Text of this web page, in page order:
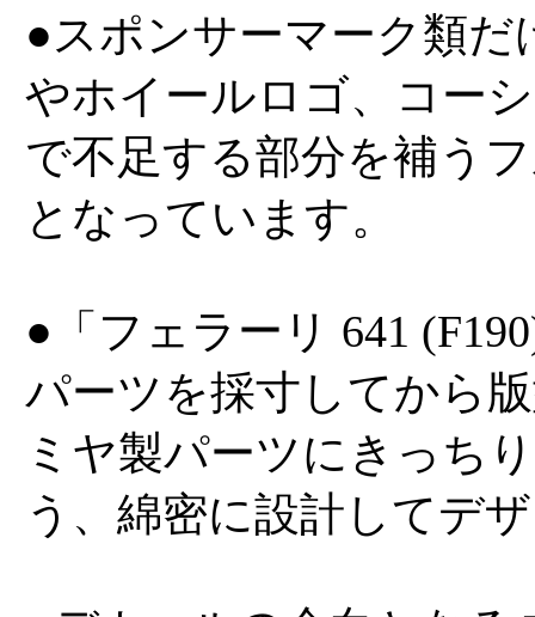
●スポンサーマーク類だ
やホイールロゴ、コー
で不足する部分を補う
となっています。
●「フェラーリ 641
パーツを採寸してから
ミヤ製パーツにきっち
う、綿密に設計してデ